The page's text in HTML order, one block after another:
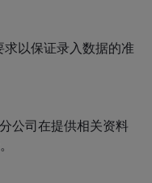
以保证录入数据的准
公司在提供相关资料